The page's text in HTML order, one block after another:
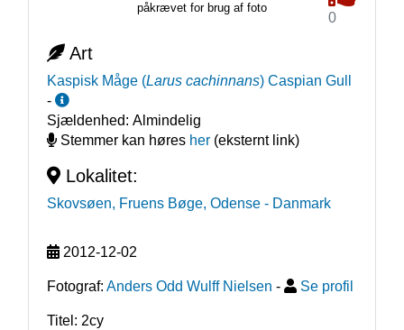
påkrævet for brug af foto
0
Art
Kaspisk Måge (Larus cachinnans) Caspian Gull
-
Sjældenhed: Almindelig
Stemmer kan høres her(eksternt link)
Lokalitet:
Skovsøen, Fruens Bøge, Odense - Danmark
2012-12-02
Fotograf: Anders Odd Wulff Nielsen - Se profil
Titel: 2cy